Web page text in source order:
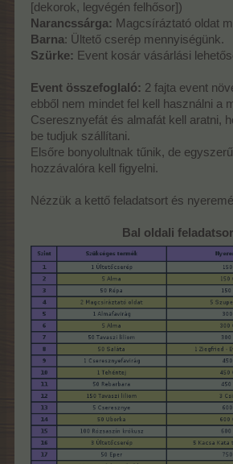
[dekorok, legvégén felhősor])
Narancssárga: Magcsíráztató oldat
Barna: Ültető cserép mennyiségünk.
Szürke: Event kosár vásárlási
Event összefoglaló: 2 fajta event
ebből nem mindet fel kell használni a
Cseresznyefát és almafát kell aratni,
be tudjuk szállítani.
Elsőre bonyolultnak tűnik, de
hozzávalóra kell figyelni.
Nézzük a kettő feladatsort és
Bal oldali